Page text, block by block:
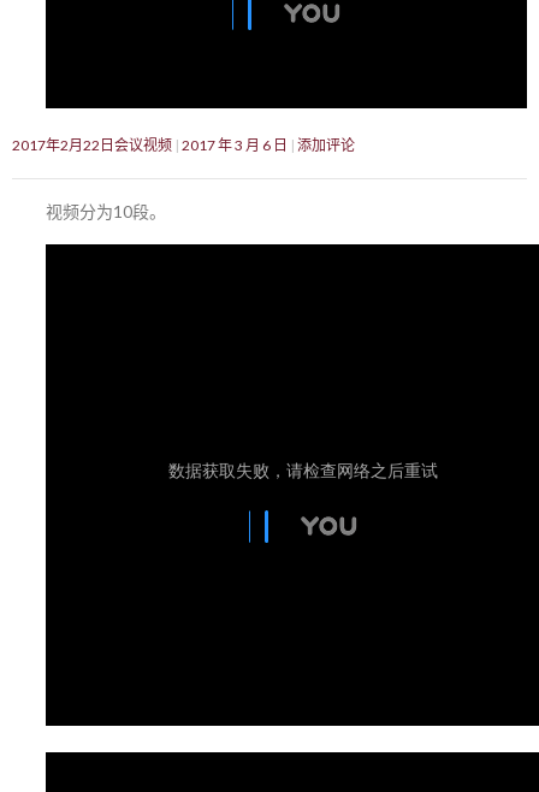
2017年2月22日会议视频 2017 年 3 月 6 日 添加评论
视频分为10段。